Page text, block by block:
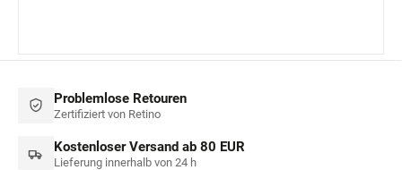
Problemlose Retouren
Zertifiziert von Retino
Kostenloser Versand ab 80 EUR
Lieferung innerhalb von 24 h